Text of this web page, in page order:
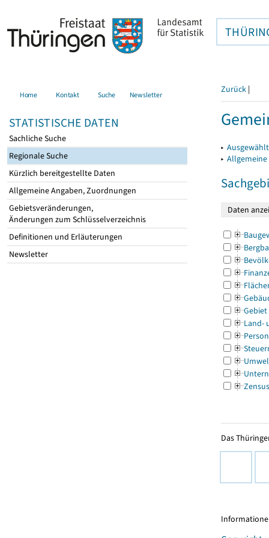
Home Kontakt Suche Newsletter
STATISTISCHE DATEN
Sachliche Suche
Regionale Suche
Kürzlich bereitgestellte Daten
Allgemeine Angaben, Zuordnungen
Gebietsveränderungen,
Änderungen zum Schlüsselverzeichnis
Definitionen und Erläuterungen
Newsletter
Zurück |
▸
▸
Gebiet
Land-
Zensus
Das